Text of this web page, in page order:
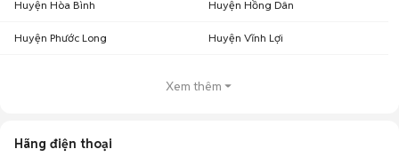
Huyện Hòa Bình Huyện Hồng Dân
Huyện Phước Long Huyện Vĩnh Lợi
Xem thêm
Hãng điện thoại